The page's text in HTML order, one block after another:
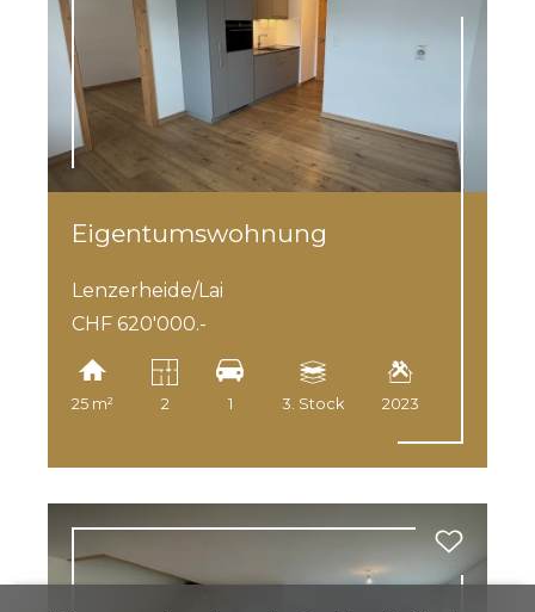
Eigentumswohnung
Lenzerheide/Lai
CHF 620'000.-
25 m² 2 1 3. Stock 2023